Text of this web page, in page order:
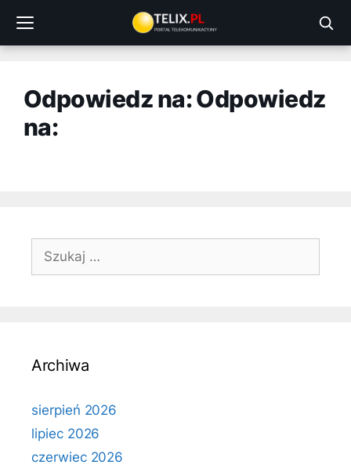
treści
Odpowiedz na: Odpowiedz
na:
Szukaj:
Archiwa
sierpień 2026
lipiec 2026
czerwiec 2026